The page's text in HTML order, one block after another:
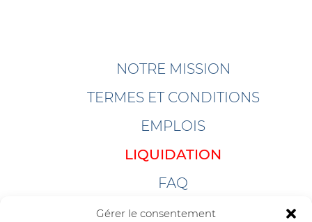
Gérer le consentement
NOTRE MISSION
TERMES ET CONDITIONS
EMPLOIS
LIQUIDATION
FAQ
LIENS